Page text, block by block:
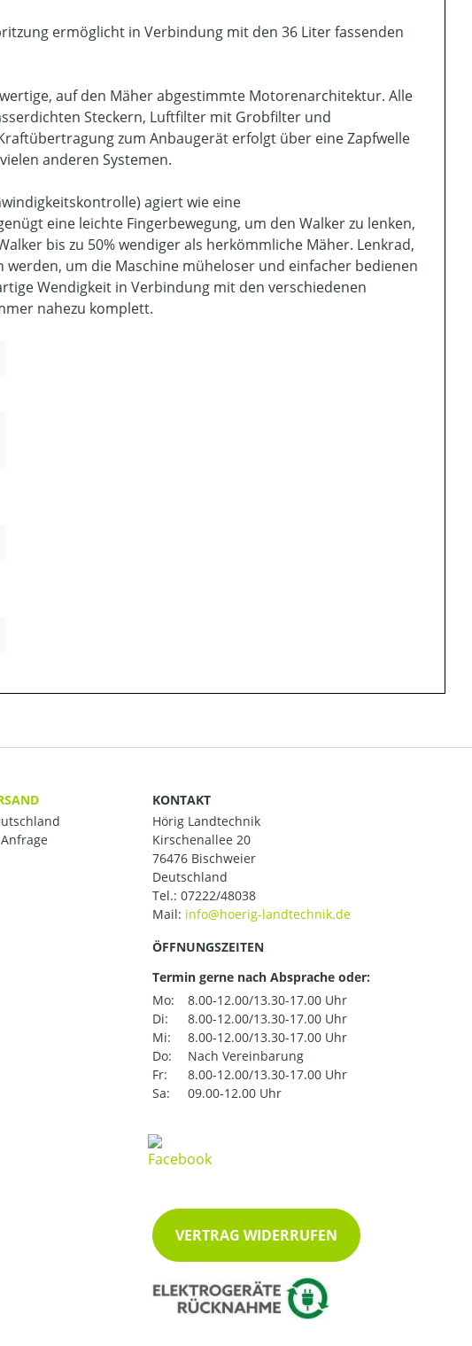
ermöglicht in Verbindung mit den 36 Liter fassenden
auf den Mäher abgestimmte Motorenarchitektur. Alle
Steckern, Luftfilter mit Grobfilter und
zum Anbaugerät erfolgt über eine Zapfwelle
anderen Systemen.
agiert wie eine
eine leichte Fingerbewegung, um den Walker zu lenken,
bis zu 50% wendiger als herkömmliche Mäher. Lenkrad,
um die Maschine müheloser und einfacher bedienen
Wendigkeit in Verbindung mit den verschiedenen
nahezu komplett.
KONTAKT
Hörig Landtechnik
Kirschenallee 20
76476 Bischweier
Deutschland
Tel.: 07222/48038
Mail:
ÖFFNUNGSZEITEN
Termin gerne nach Absprache oder:
Mo:
8.00-12.00/13.30-17.00 Uhr
Di:
8.00-12.00/13.30-17.00 Uhr
Mi:
8.00-12.00/13.30-17.00 Uhr
Do:
Nach Vereinbarung
Fr:
8.00-12.00/13.30-17.00 Uhr
Sa:
09.00-12.00 Uhr
VERTRAG WIDERRUFEN